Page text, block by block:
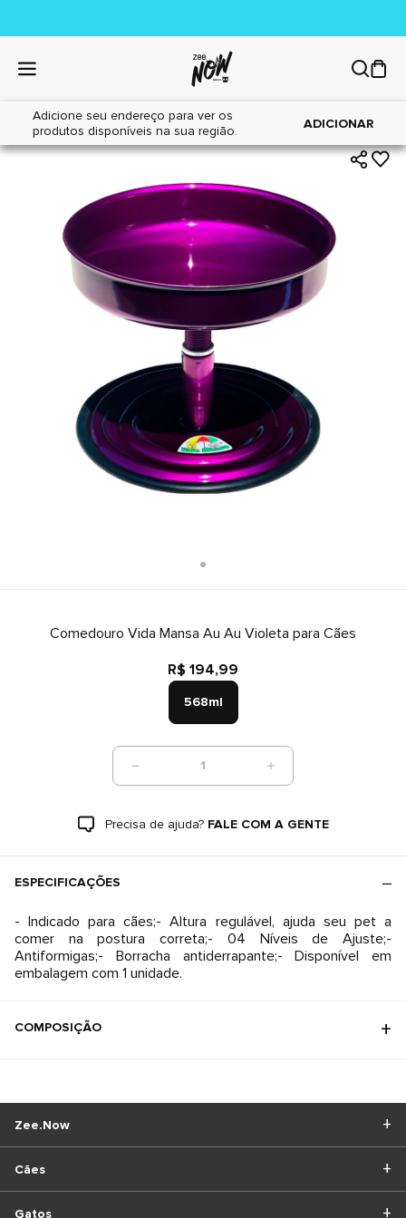
Adicione seu endereço para ver os
produtos disponíveis na sua região.
ADICIONAR
Home|Cães|Acessórios
Comedouro Vida Mansa Au Au Violeta para Cães
R$ 194,99
568ml
1
Precisa de ajuda? FALE COM A GENTE
ESPECIFICAÇÕES
- Indicado para cães;- Altura regulável, ajuda seu pet a
comer na postura correta;- 04 Níveis de Ajuste;-
Antiformigas;- Borracha antiderrapante;- Disponível em
embalagem com 1 unidade.
COMPOSIÇÃO
Cães
Gatos
Zee.Now